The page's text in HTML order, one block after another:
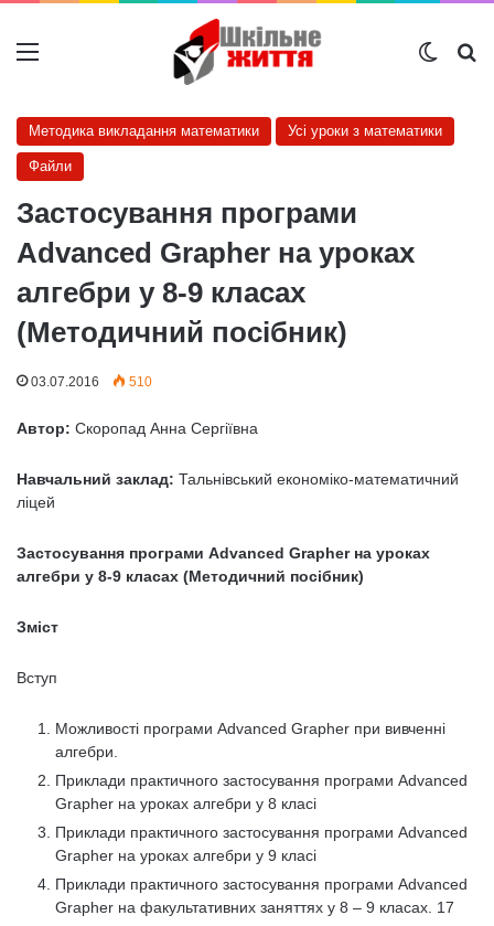
Меню
Методика викладання математики Усі уроки з математики
Файли
Застосування програми
Advanced Grapher на уроках
алгебри у 8-9 класах
(Методичний посібник)
03.07.2016 510
Автор: Скоропад Анна Сергіївна
Навчальний заклад: Тальнівський економіко-математичний
ліцей
Застосування програми Advanced Grapher на уроках
алгебри у 8-9 класах (Методичний посібник)
Зміст
Вступ
Можливості програми Advanced Grapher при вивченні
алгебри.
Приклади практичного застосування програми Advanced
Grapher на уроках алгебри у 8 класі
Приклади практичного застосування програми Advanced
Grapher на уроках алгебри у 9 класі
Приклади практичного застосування програми Advanced
Grapher на факультативних заняттях у 8 – 9 класах. 17